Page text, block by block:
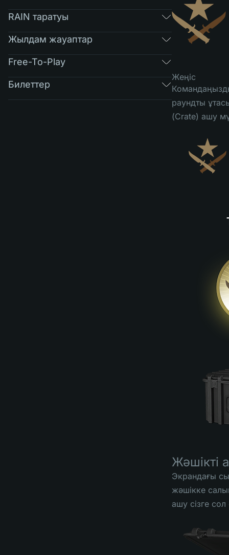
RAIN таратуы
Жылдам жауаптар
Free-To-Play
Билеттер
Жеңіс
раундты
(Crate) ашу
Жәшікті
Экрандағы
жәшікке
ашу сізге